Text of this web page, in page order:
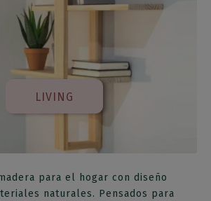
LIVING
para el hogar con diseño
naturales. Pensados para